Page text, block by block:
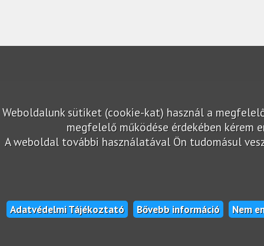
Weboldalunk sütiket (cookie-kat) használ a
megfelelő működése érdekében kérem
A weboldal további használatával Ön tudomásul
Adatvédelmi Tájékoztató Bővebb információ Nem